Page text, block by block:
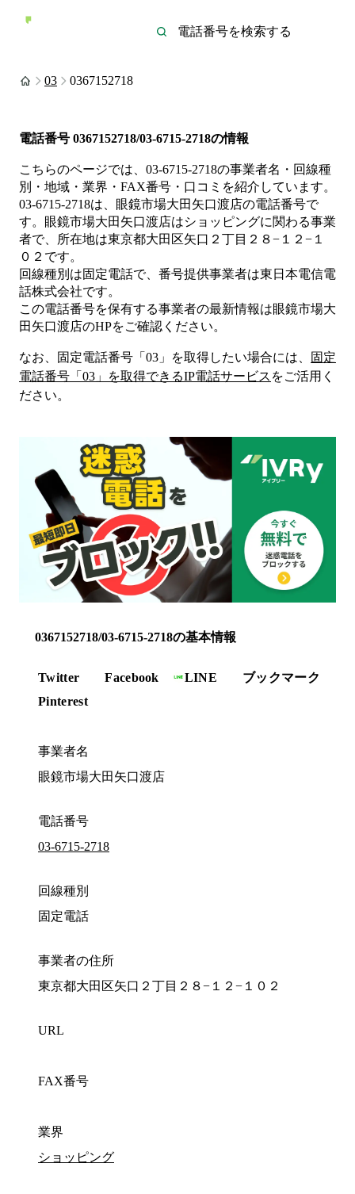
03 0367152718
電話番号 0367152718/03-6715-2718の情報
こちらのページでは、 03-6715-2718の事業者名・回線種
別・地域・業界・FAX番号・口コミを紹介しています。
03-6715-2718は、 眼鏡市場大田矢口渡店の電話番号で
す。
眼鏡市場大田矢口渡店はショッピングに関わる事業
者で、所在地は東京都大田区矢口２丁目２８−１２−１
０２ です。
回線種別は固定電話で、番号提供事業者は東日本電信電
話株式会社です。
この電話番号を保有する事業者の最新情報は眼鏡市場大
田矢口渡店のHPをご確認ください。
なお、固定電話番号「 03 」を取得したい場合には、
固定
電話番号「 03 」を取得できるIP電話サービス をご活用く
ださい。
0367152718/03-6715-2718の基本情報
Twitter Facebook LINE
ブックマーク
Pinterest
事業者名
眼鏡市場大田矢口渡店
電話番号
03-6715-2718
回線種別
固定電話
事業者の住所
東京都大田区矢口２丁目２８−１２−１０２
URL
FAX番号
業界
ショッピング